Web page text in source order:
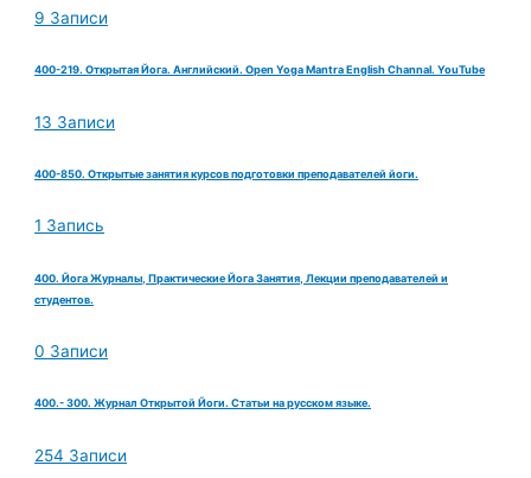
9 Записи
400-219. Открытая Йога. Английский. Open Yoga Mantra English Channal. YouTube
13 Записи
400-850. Открытые занятия курсов подготовки преподавателей йоги.
1 Запись
400. Йога Журналы, Практические Йога Занятия, Лекции преподавателей и
студентов.
0 Записи
400.- 300. Журнал Открытой Йоги. Статьи на русском языке.
254 Записи